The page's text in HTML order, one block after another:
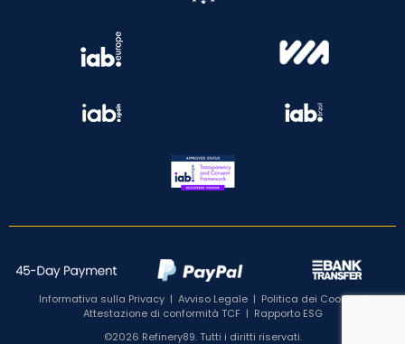
Informativa sulla Privacy | Avviso Legale | Politica dei Cookie|
Attestazione di conformità TCF| Rapporto ESG
©2026 Refinery89. Tutti i diritti riservati.